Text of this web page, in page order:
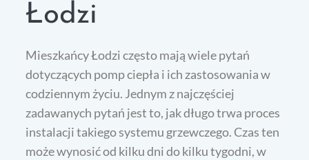
Łodzi
Mieszkańcy Łodzi często mają wiele pytań
dotyczących pomp ciepła i ich zastosowania w
codziennym życiu. Jednym z najczęściej
zadawanych pytań jest to, jak długo trwa proces
instalacji takiego systemu grzewczego. Czas ten
może wynosić od kilku dni do kilku tygodni, w